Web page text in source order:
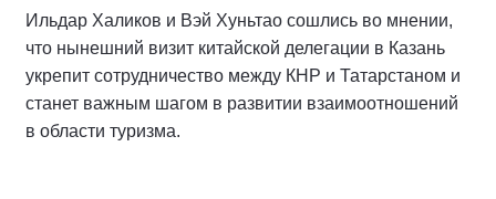
Ильдар Халиков и Вэй Хуньтао сошлись во мнении,
что нынешний визит китайской делегации в Казань
укрепит сотрудничество между КНР и Татарстаном и
станет важным шагом в развитии взаимоотношений
в области туризма.